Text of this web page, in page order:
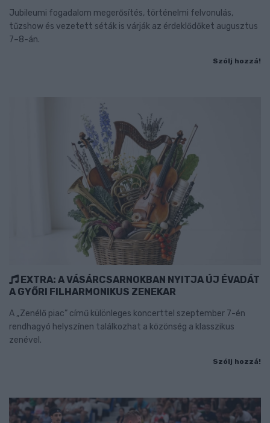
Jubileumi fogadalom megerősítés, történelmi felvonulás,
tűzshow és vezetett séták is várják az érdeklődőket augusztus
7–8-án.
Szólj hozzá!
EXTRA: A VÁSÁRCSARNOKBAN NYITJA ÚJ ÉVADÁT
A GYŐRI FILHARMONIKUS ZENEKAR
A „Zenélő piac” című különleges koncerttel szeptember 7-én
rendhagyó helyszínen találkozhat a közönség a klasszikus
zenével.
Szólj hozzá!